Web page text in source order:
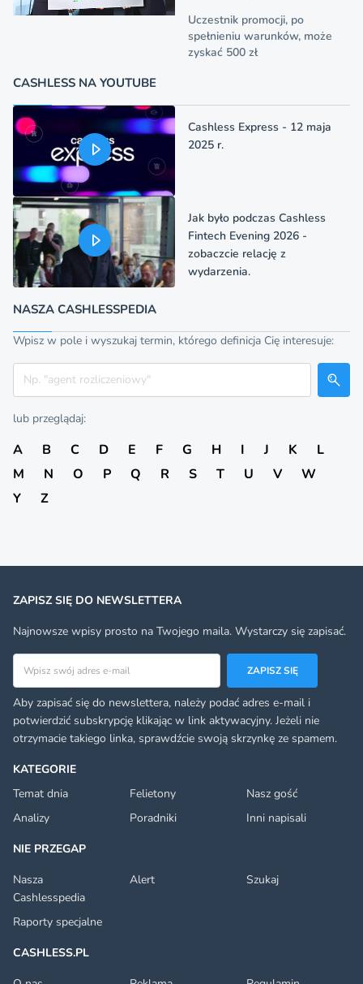
Uczestnik promocji, po
spełnieniu warunków, może
zyskać 500 zł
CASHLESS NA YOUTUBE
Cashless Express - 12 maja
2025 r.
Jak było podczas Cashless
Fintech Evening 2026 -
zobaczcie relację z
wydarzenia.
NASZA CASHLESSPEDIA
Wpisz w pole i wyszukaj termin, którego definicja Cię interesuje:
Szukaj
lub przeglądaj:
A B C D E F G H I J K
L
M
N O P Q R S T U V
W
Y
Z
KATEGORIE
Temat dnia
Felietony
Nasz gość
Analizy
Poradniki
Inni napisali
NIE PRZEGAP
Nasza
Cashlesspedia
Alert Szukaj
Raporty specjalne
CASHLESS.PL
ZAPISZ SIĘ DO NEWSLETTERA
Najnowsze wpisy prosto na Twojego maila. Wystarczy się zapisać.
Adres email
ZAPISZ SIĘ
Aby zapisać się do newslettera, należy podać adres e-mail i
potwierdzić subskrypcję klikając w link aktywacyjny. Jeżeli nie
otrzymacie takiego linka, sprawdźcie swoją skrzynkę ze spamem.